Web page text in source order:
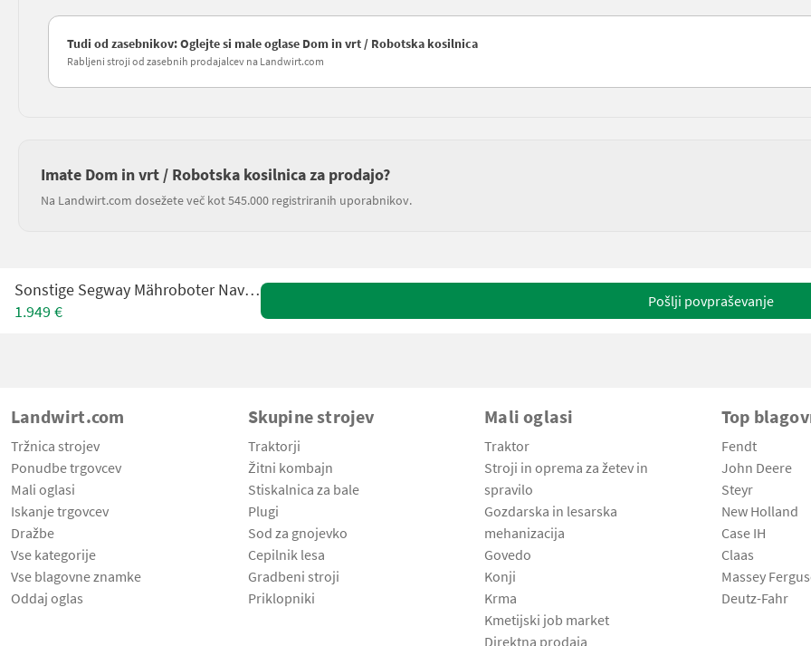
Tudi od zasebnikov: Oglejte si male oglase Dom in vrt / Robotska kosilnica
Rabljeni stroji od zasebnih prodajalcev na Landwirt.com
Imate Dom in vrt / Robotska kosilnica za prodajo?
Na Landwirt.com dosežete več kot 545.000 registriranih uporabnikov.
Sonstige Segway Mähroboter Navimow H210E
1.949 €
Pošlji povpraševanje
Landwirt.com
Tržnica strojev
Ponudbe trgovcev
Mali oglasi
Iskanje trgovcev
Dražbe
Vse kategorije
Vse blagovne znamke
Oddaj oglas
Skupine strojev
Traktorji
Žitni kombajn
Stiskalnica za bale
Plugi
Sod za gnojevko
Cepilnik lesa
Gradbeni stroji
Priklopniki
Mali oglasi
Traktor
Stroji in oprema za žetev in
spravilo
Gozdarska in lesarska
mehanizacija
Govedo
Konji
Krma
Kmetijski job market
Direktna prodaja
Top
Fendt
John Deere
Steyr
New Holland
Case IH
Claas
Massey
Deutz-Fahr